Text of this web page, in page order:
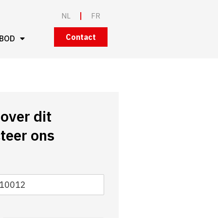
NL FR
Contact
dit
ons